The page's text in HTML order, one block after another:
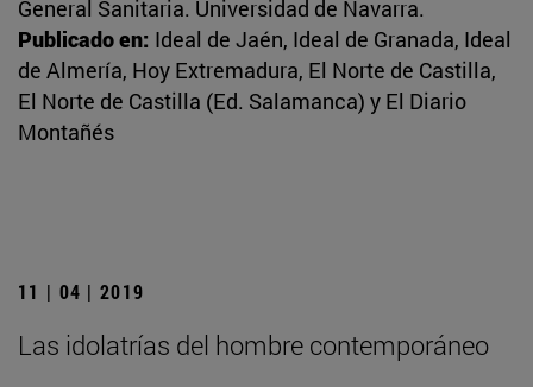
General Sanitaria. Universidad de Navarra.
Publicado en: Ideal de Jaén, Ideal de Granada, Ideal
de Almería, Hoy Extremadura, El Norte de Castilla,
El Norte de Castilla (Ed. Salamanca) y El Diario
Montañés
11 | 04 | 2019
Las idolatrías del hombre contemporáneo